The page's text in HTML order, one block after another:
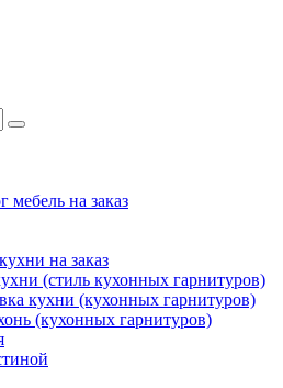
мебель на заказ
на заказ
(стиль кухонных гарнитуров)
кухни (кухонных гарнитуров)
(кухонных гарнитуров)